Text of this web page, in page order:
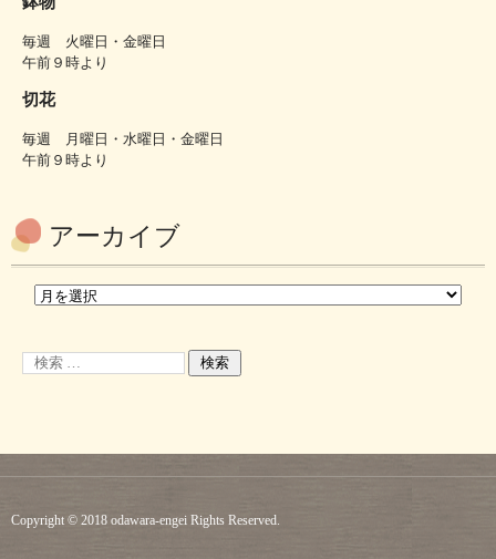
毎週 火曜日・金曜日
午前９時より
切花
毎週 月曜日・水曜日・金曜日
午前９時より
アーカイブ
Copyright © 2018 odawara-engei Rights Reserved.